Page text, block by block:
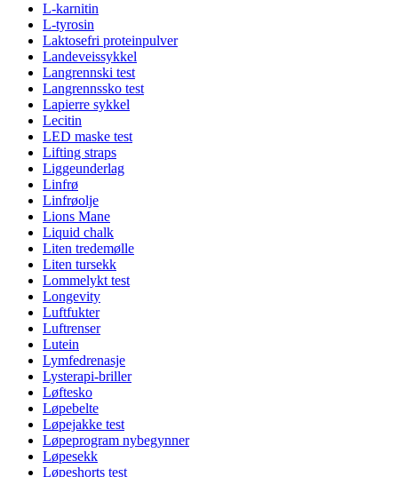
L-karnitin
L-tyrosin
Laktosefri proteinpulver
Landeveissykkel
Langrennski test
Langrennssko test
Lapierre sykkel
Lecitin
LED maske test
Lifting straps
Liggeunderlag
Linfrø
Linfrøolje
Lions Mane
Liquid chalk
Liten tredemølle
Liten tursekk
Lommelykt test
Longevity
Luftfukter
Luftrenser
Lutein
Lymfedrenasje
Lysterapi-briller
Løftesko
Løpebelte
Løpejakke test
Løpeprogram nybegynner
Løpesekk
Løpeshorts test